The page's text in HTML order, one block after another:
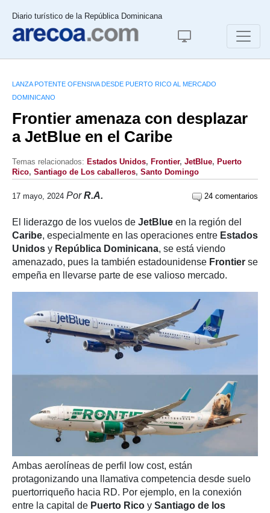
Diario turístico de la República Dominicana
LANZA POTENTE OFENSIVA DESDE PUERTO RICO AL MERCADO
DOMINICANO
Frontier amenaza con desplazar
a JetBlue en el Caribe
Temas relacionados: Estados Unidos, Frontier, JetBlue, Puerto
Rico, Santiago de Los caballeros, Santo Domingo
17 mayo, 2024 PorR.A. 24 comentarios
El liderazgo de los vuelos de JetBlue en la región del
Caribe, especialmente en las operaciones entre Estados
Unidos y República Dominicana, se está viendo
amenazado, pues la también estadounidense Frontier se
empeña en llevarse parte de ese valioso mercado.
Ambas aerolíneas de perfil low cost, están
protagonizando una llamativa competencia desde suelo
puertorriqueño hacia RD. Por ejemplo, en la conexión
entre la capital de Puerto Rico y Santiago de los